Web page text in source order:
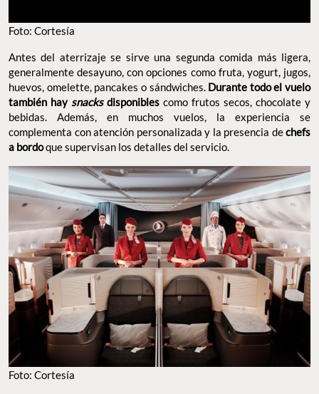
Foto: Cortesía
Antes del aterrizaje se sirve una segunda comida más ligera,
generalmente desayuno, con opciones como fruta, yogurt, jugos,
huevos, omelette, pancakes o sándwiches. Durante todo el vuelo
también hay snacksdisponibles como frutos secos, chocolate y
bebidas. Además, en muchos vuelos, la experiencia se
complementa con atención personalizada y la presencia dechefs
a bordoque supervisan los detalles del servicio.
Foto: Cortesía